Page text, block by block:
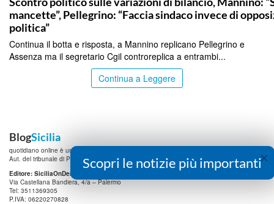
mancette”, Pellegrino: “Faccia sindaco invece di
politica”
Continua il botta e risposta, a Mannino replicano Pellegrino e
Assenza ma il segretario Cgil controreplica a entrambi...
Continua a Leggere
BlogSicilia
quotidiano online è una testata registrata.
Aut. del tribunale di Palermo n.19 del 15/07/2010
Editore: SiciliaOnDemand
Via Castellana Bandiera, 4/a – Palermo
Tel: 3511369305
P.IVA: 06220270828
×
Scopri le notizie più importanti